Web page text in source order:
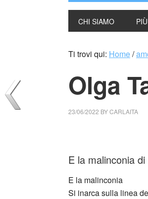
CHI SIAMO
Ti trovi qui: Home/
Olga
23/06/2022 BYCARLAITA
E la malinconia
E la malinconia
Si inarca sulla linea